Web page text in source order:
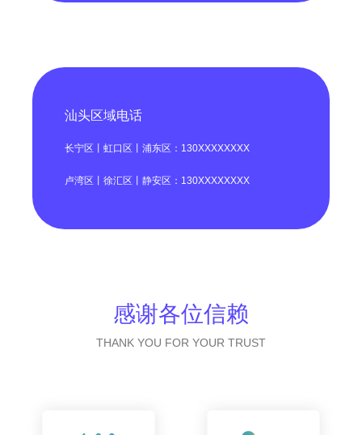
汕头区域电话
长宁区丨虹口区丨浦东区：130XXXXXXXX
卢湾区丨徐汇区丨静安区：130XXXXXXXX
感谢各位信赖
THANK YOU FOR YOUR TRUST